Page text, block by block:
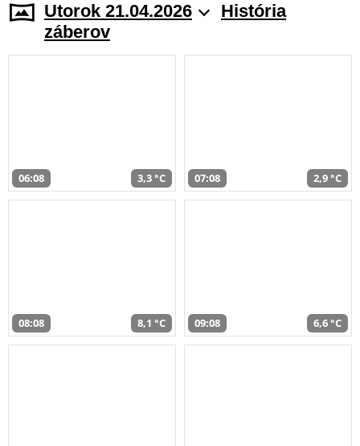
Utorok 21.04.2026
História
záberov
06:08 3,3 °C 07:08 2,9 °C
08:08 8,1 °C 09:08 6,6 °C